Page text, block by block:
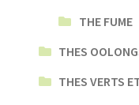
THE FUME
THES
THES VERTS